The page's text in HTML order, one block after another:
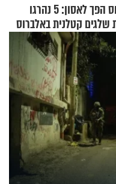
הטיפוס הפך לאסון: 5 נהרגו
שלגים קטלנית באלברוס